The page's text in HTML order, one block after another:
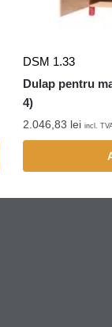
DSM 1.33
Dulap pentru
4)
2.046,83 lei incl.